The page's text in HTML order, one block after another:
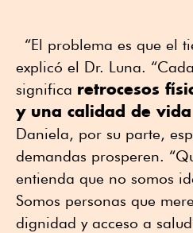
“El problema es que el
explicó el Dr. Luna.
significa retrocesos
y una calidad de
Daniela, por su parte,
demandas prosperen.
entienda que no somos
Somos personas que
dignidad y acceso a